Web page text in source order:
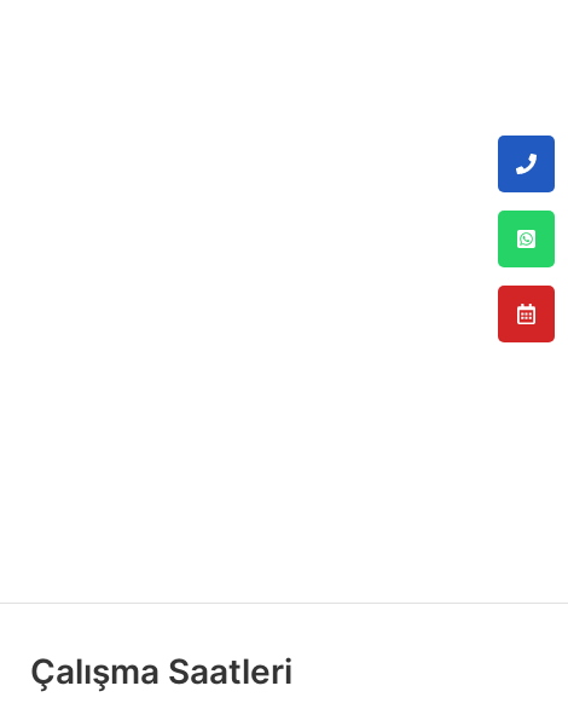
Çalışma Saatleri